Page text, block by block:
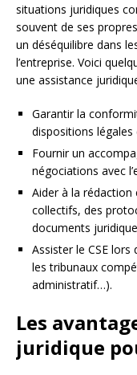
situations juridiques
souvent de ses
un déséquilibre dans
l’entreprise. Voici
une assistance
Garantir la
dispositions
Fournir un
négociations avec
Aider à la rédaction
collectifs, des
documents
Assister le CSE
les tribunaux
administratif…).
Les
juridique